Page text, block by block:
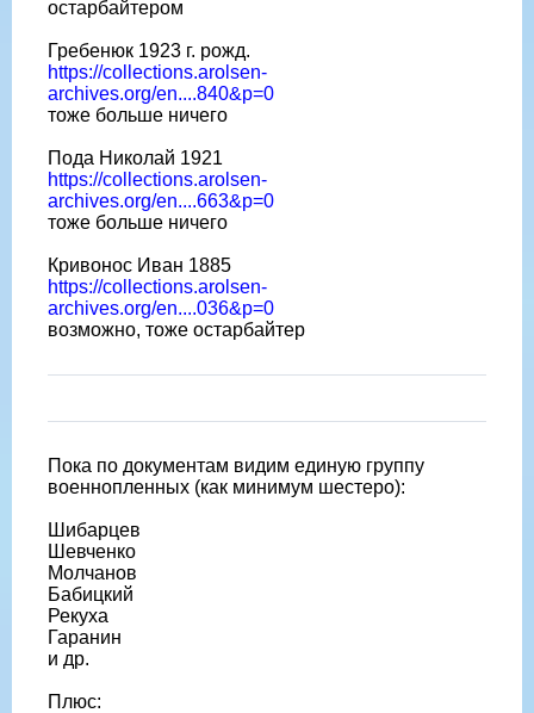
остарбайтером
Гребенюк 1923 г. рожд.
https://collections.arolsen-
archives.org/en....840&p=0
тоже больше ничего
Пода Николай 1921
https://collections.arolsen-
archives.org/en....663&p=0
тоже больше ничего
Кривонос Иван 1885
https://collections.arolsen-
archives.org/en....036&p=0
возможно, тоже остарбайтер
Пока по документам видим единую группу
военнопленных (как минимум шестеро):
Шибарцев
Шевченко
Молчанов
Бабицкий
Рекуха
Гаранин
и др.
Плюс: